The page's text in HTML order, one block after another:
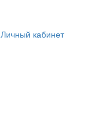
Личный кабинет